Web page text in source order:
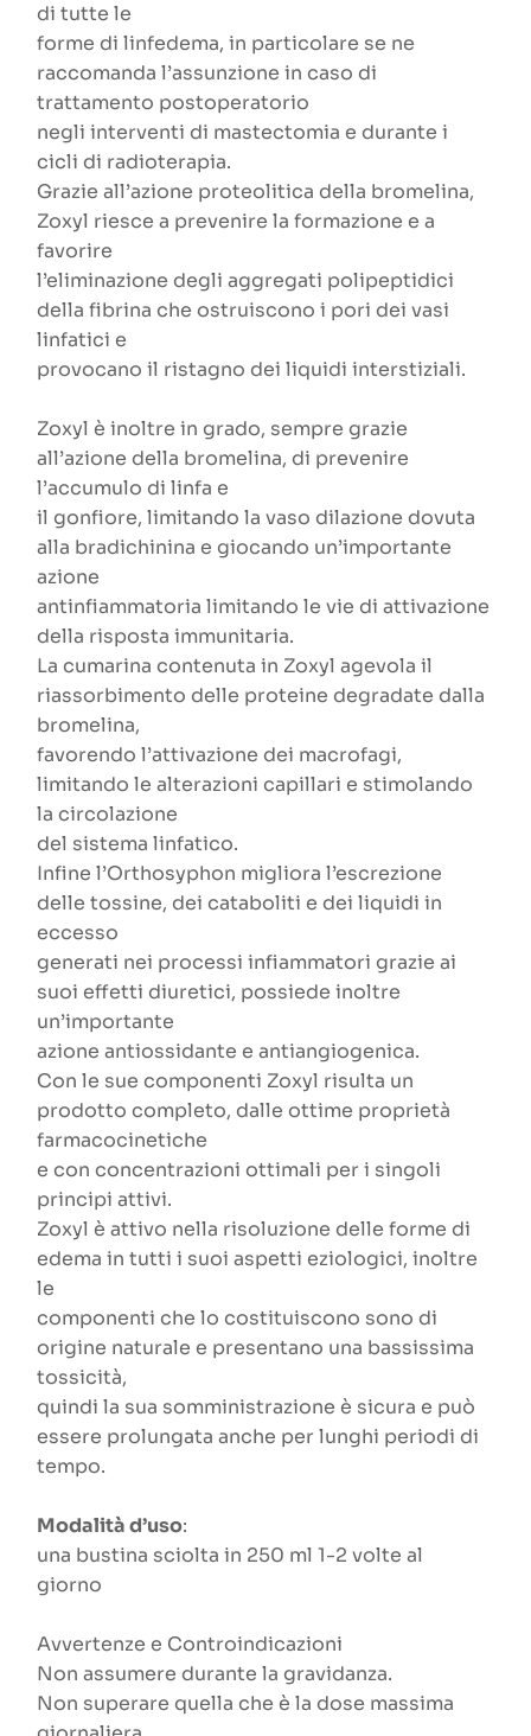
di tutte le
forme di linfedema, in particolare se ne
raccomanda l’assunzione in caso di
trattamento postoperatorio
negli interventi di mastectomia e durante i
cicli di radioterapia.
Grazie all’azione proteolitica della bromelina,
Zoxyl riesce a prevenire la formazione e a
favorire
l’eliminazione degli aggregati polipeptidici
della fibrina che ostruiscono i pori dei vasi
linfatici e
provocano il ristagno dei liquidi interstiziali.
Zoxyl è inoltre in grado, sempre grazie
all’azione della bromelina, di prevenire
l’accumulo di linfa e
il gonfiore, limitando la vaso dilazione dovuta
alla bradichinina e giocando un’importante
azione
antinfiammatoria limitando le vie di attivazione
della risposta immunitaria.
La cumarina contenuta in Zoxyl agevola il
riassorbimento delle proteine degradate dalla
bromelina,
favorendo l’attivazione dei macrofagi,
limitando le alterazioni capillari e stimolando
la circolazione
del sistema linfatico.
Infine l’Orthosyphon migliora l’escrezione
delle tossine, dei cataboliti e dei liquidi in
eccesso
generati nei processi infiammatori grazie ai
suoi effetti diuretici, possiede inoltre
un’importante
azione antiossidante e antiangiogenica.
Con le sue componenti Zoxyl risulta un
prodotto completo, dalle ottime proprietà
farmacocinetiche
e con concentrazioni ottimali per i singoli
principi attivi.
Zoxyl è attivo nella risoluzione delle forme di
edema in tutti i suoi aspetti eziologici, inoltre
le
componenti che lo costituiscono sono di
origine naturale e presentano una bassissima
tossicità,
quindi la sua somministrazione è sicura e può
essere prolungata anche per lunghi periodi di
tempo.
Modalità d’uso:
una bustina sciolta in 250 ml 1-2 volte al
giorno
Avvertenze e Controindicazioni
Non assumere durante la gravidanza.
Non superare quella che è la dose massima